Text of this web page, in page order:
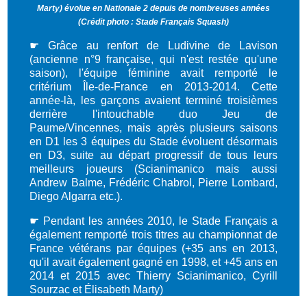
Marty) évolue en Nationale 2 depuis de nombreuses années
(Crédit photo : Stade Français Squash)
☛ Grâce au renfort de Ludivine de Lavison
(ancienne n°9 française, qui n'est restée qu'une
saison), l'équipe féminine avait remporté le
critérium Île-de-France en 2013-2014. Cette
année-là, les garçons avaient terminé troisièmes
derrière l'intouchable duo Jeu de
Paume/Vincennes, mais après plusieurs saisons
en D1 les 3 équipes du Stade évoluent désormais
en D3, suite au départ progressif de tous leurs
meilleurs joueurs (Scianimanico mais aussi
Andrew Balme, Frédéric Chabrol, Pierre Lombard,
Diego Algarra etc.).
☛ Pendant les années 2010, le Stade Français a
également remporté trois titres au championnat de
France vétérans par équipes (+35 ans en 2013,
qu'il avait également gagné en 1998, et +45 ans en
2014 et 2015 avec Thierry Scianimanico, Cyrill
Sourzac et Élisabeth Marty)